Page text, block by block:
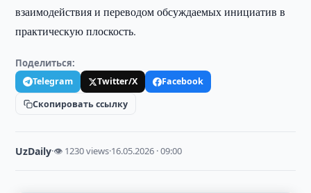
взаимодействия и переводом обсуждаемых инициатив в
практическую плоскость.
Поделиться:
Telegram Twitter/X
Facebook
Скопировать ссылку
UzDaily·👁 1230 views·16.05.2026 · 09:00